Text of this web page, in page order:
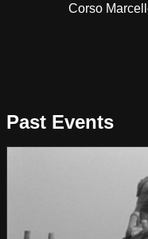
Corso
Past Events